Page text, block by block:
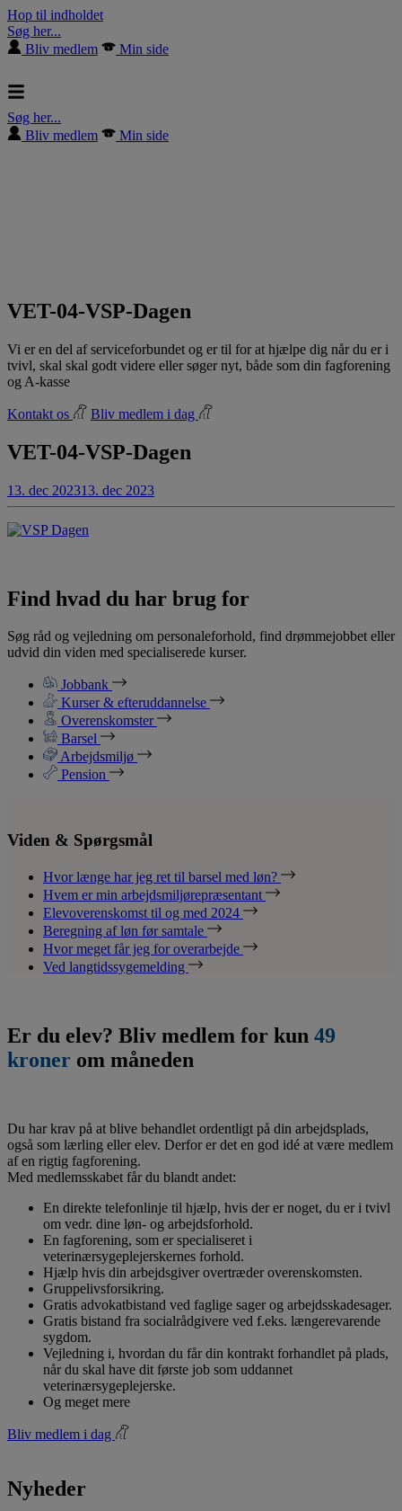
Hop til indholdet
Søg her...
Bliv medlem
Min side
Søg her...
Bliv medlem
Min side
VET-04-VSP-Dagen
Vi er en del af serviceforbundet og er til for at hjælpe dig når du er i
tvivl, skal skal godt videre eller søger nyt, både som din fagforening
og A-kasse
Kontakt os Bliv medlem i dag
VET-04-VSP-Dagen
13. dec 202313. dec 2023
Find hvad du har brug for
Søg råd og vejledning om personaleforhold, find drømmejobbet eller
udvid din viden med specialiserede kurser.
Jobbank
Kurser & efteruddannelse
Overenskomster
Barsel
Arbejdsmiljø
Pension
Viden & Spørgsmål
Hvor længe har jeg ret til barsel med løn?
Hvem er min arbejdsmiljørepræsentant
Elevoverenskomst til og med 2024
Beregning af løn før samtale
Hvor meget får jeg for overarbejde
Ved langtidssygemelding
Er du elev? Bliv medlem for kun 49
kroner om måneden
Du har krav på at blive behandlet ordentligt på din arbejdsplads,
også som lærling eller elev. Derfor er det en god idé at være medlem
af en rigtig fagforening.
Med medlemsskabet får du blandt andet:
En direkte telefonlinje til hjælp, hvis der er noget, du er i tvivl
om vedr. dine løn- og arbejdsforhold.
En fagforening, som er specialiseret i
veterinærsygeplejerskernes forhold.
Hjælp hvis din arbejdsgiver overtræder overenskomsten.
Gruppelivsforsikring.
Gratis advokatbistand ved faglige sager og arbejdsskadesager.
Gratis bistand fra socialrådgivere ved f.eks. længerevarende
sygdom.
Vejledning i, hvordan du får din kontrakt forhandlet på plads,
når du skal have dit første job som uddannet
veterinærsygeplejerske.
Og meget mere
Bliv medlem i dag
Nyheder